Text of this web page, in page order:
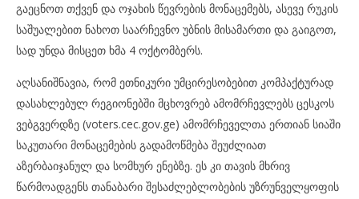
გაეცნოთ თქვენ და ოჯახის წევრების მონაცემებს, ასევე რუკის
საშუალებით ნახოთ საარჩევნო უბნის მისამართი და გაიგოთ,
სად უნდა მისცეთ ხმა 4 ოქტომბერს.
აღსანიშნავია, რომ ეთნიკური უმცირესობებით კომპაქტურად
დასახლებულ რეგიონებში მცხოვრებ ამომრჩევლებს ცესკოს
ვებგვერდზე (voters.cec.gov.ge) ამომრჩეველთა ერთიან სიაში
საკუთარი მონაცემების გადამოწმება შეუძლიათ
აზერბაიჯანულ და სომხურ ენებზე. ეს კი თავის მხრივ
წარმოადგენს თანაბარი შესაძლებლობების უზრუნველყოფის